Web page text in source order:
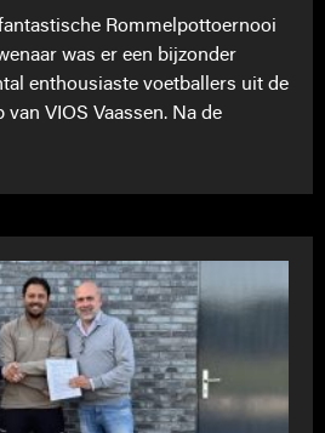
Rommelpottoernooi
was er een bijzonder
enthousiaste voetballers uit de
VIOS Vaassen. Na de